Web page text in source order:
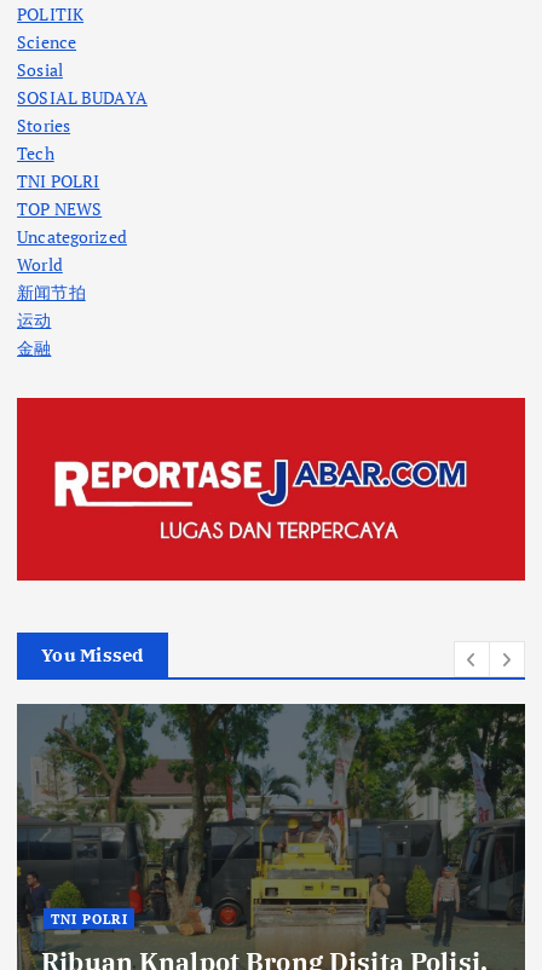
POLITIK
Science
Sosial
SOSIAL BUDAYA
Stories
Tech
TNI POLRI
TOP NEWS
Uncategorized
World
新闻节拍
运动
金融
You Missed
TNI POLRI
Ribuan Knalpot Brong Disita Polisi,